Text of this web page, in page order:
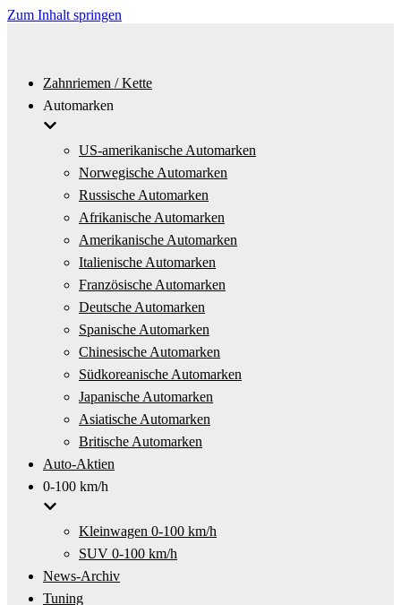
Zum Inhalt springen
Zahnriemen / Kette
Automarken
US-amerikanische Automarken
Norwegische Automarken
Russische Automarken
Afrikanische Automarken
Amerikanische Automarken
Italienische Automarken
Französische Automarken
Deutsche Automarken
Spanische Automarken
Chinesische Automarken
Südkoreanische Automarken
Japanische Automarken
Asiatische Automarken
Britische Automarken
Auto-Aktien
0-100 km/h
Kleinwagen 0-100 km/h
SUV 0-100 km/h
News-Archiv
Tuning